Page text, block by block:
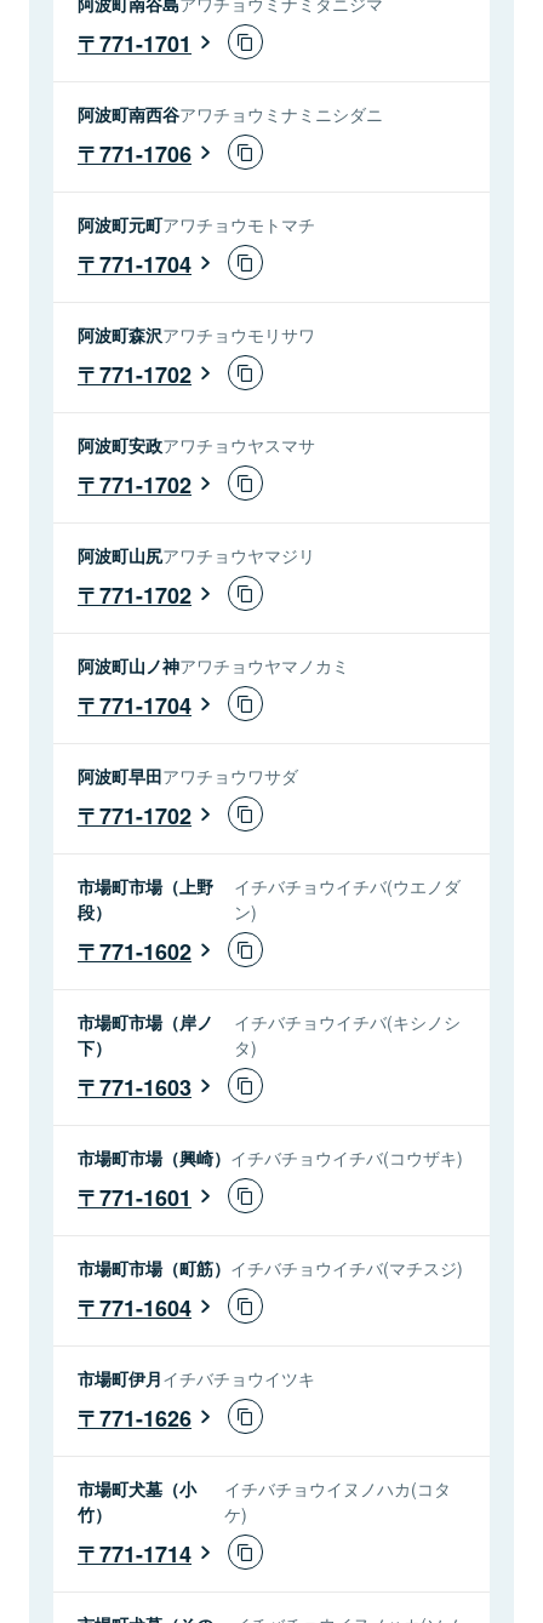
771-1701
阿波町南西谷アワチョウミナミニシダニ
771-1706
阿波町元町アワチョウモトマチ
771-1704
阿波町森沢アワチョウモリサワ
771-1702
阿波町安政アワチョウヤスマサ
771-1702
阿波町山尻アワチョウヤマジリ
771-1702
阿波町山ノ神アワチョウヤマノカミ
771-1704
阿波町早田アワチョウワサダ
771-1702
市場町市場（上野
段）
イチバチョウイチバ(ウエノダ
ン)
771-1602
市場町市場（岸ノ
下）
イチバチョウイチバ(キシノシ
タ)
771-1603
市場町市場（興崎） イチバチョウイチバ(コウザキ)
771-1601
市場町市場（町筋） イチバチョウイチバ(マチスジ)
771-1604
市場町伊月イチバチョウイツキ
771-1626
市場町犬墓（小
竹）
イチバチョウイヌノハカ(コタ
ケ)
771-1714